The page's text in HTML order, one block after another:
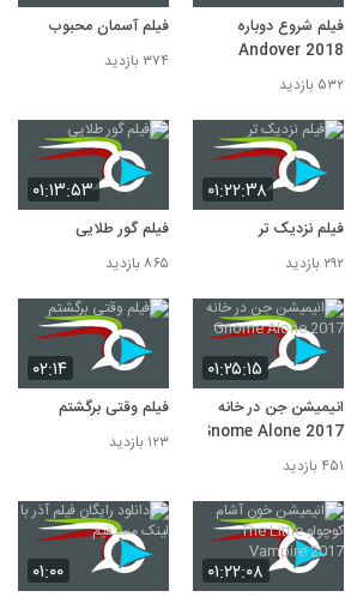
فیلم شروع دوباره
Andover 2018
۵۳۲ بازدید
فیلم آسمان محبوب
۳۷۴ بازدید
۰۱:۲۲:۳۸
فیلم نزدیک تر
۲۹۲ بازدید
۰۱:۱۳:۵۳
فیلم گور طلایی
۸۶۵ بازدید
۰۱:۲۵:۱۵
انیمیشن جن در خانه
Gnome Alone 2017
۴۵۱ بازدید
۰۲:۱۴
فیلم وقتی برگشتم
۱۲۳ بازدید
۰۱:۲۲:۰۸ ۰۱:۰۰